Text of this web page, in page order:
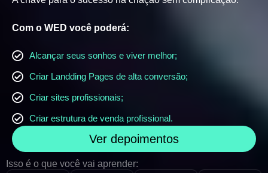
Com o WED você poderá:
Alcançar seus sonhos e viver melhor;
Criar Landding Pages de alta conversão;
Criar sites profissionais;
Criar estrutura de venda profissional.
Ver depoimentos
Isso é o que você vai aprender: